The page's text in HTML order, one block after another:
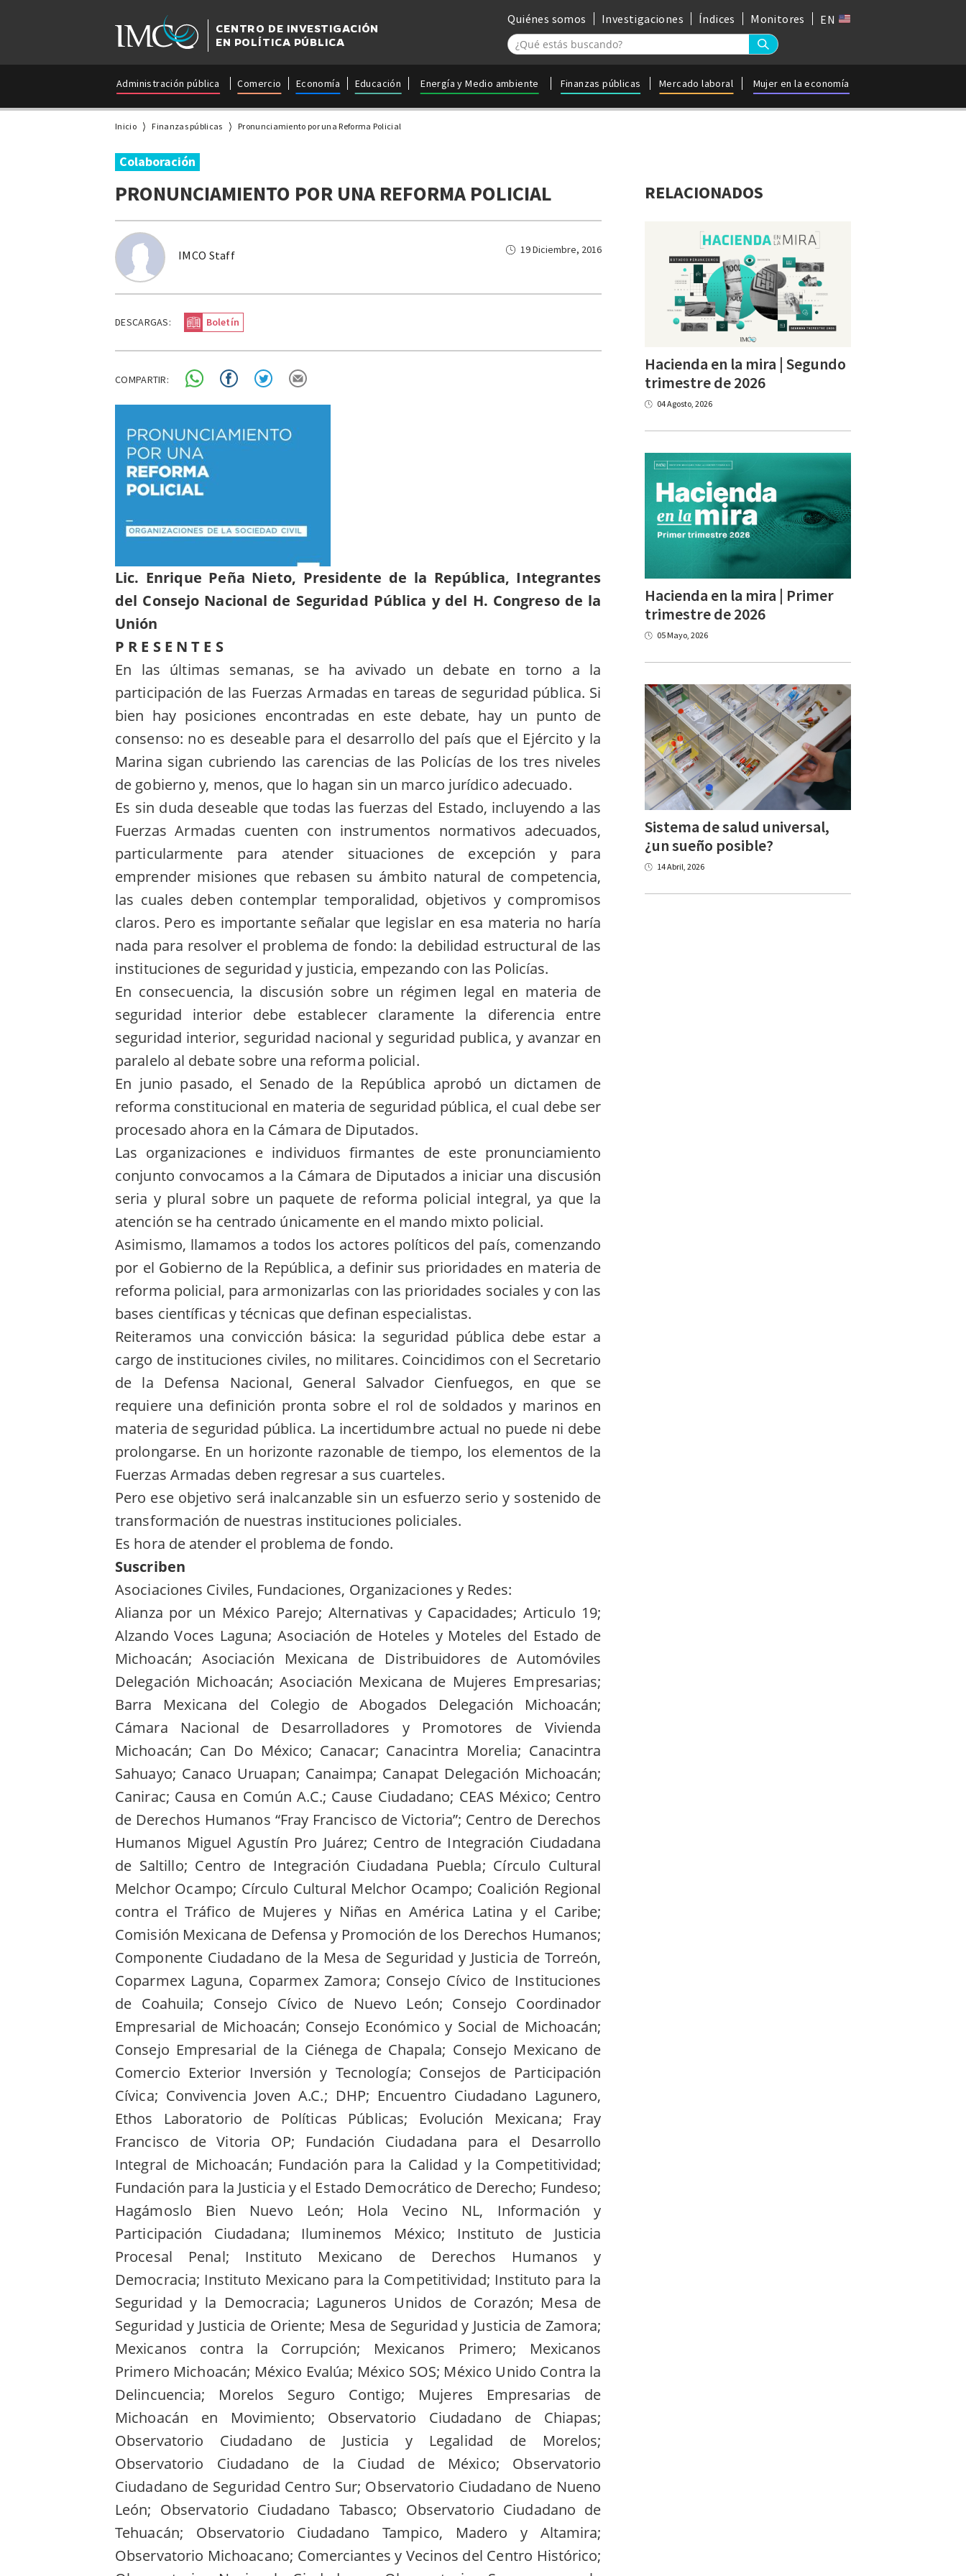
CENTRO DE INVESTIGACIÓN
EN POLÍTICA PÚBLICA
Quiénes somos Investigaciones Índices Monitores EN
Administración pública Comercio Economía Educación Energía y Medio ambiente Finanzas públicas Mercado laboral Mujer en la economía
Inicio Finanzas públicas Pronunciamiento por una Reforma Policial
Colaboración
PRONUNCIAMIENTO POR UNA REFORMA POLICIAL
IMCO Staff 19 Diciembre, 2016
DESCARGAS: Boletín
COMPARTIR:
Lic. Enrique Peña Nieto, Presidente de la República, Integrantes
del Consejo Nacional de Seguridad Pública y del H. Congreso de la
Unión
P R E S E N T E S
En las últimas semanas, se ha avivado un debate en torno a la
participación de las Fuerzas Armadas en tareas de seguridad pública. Si
bien hay posiciones encontradas en este debate, hay un punto de
consenso: no es deseable para el desarrollo del país que el Ejército y la
Marina sigan cubriendo las carencias de las Policías de los tres niveles
de gobierno y, menos, que lo hagan sin un marco jurídico adecuado.
Es sin duda deseable que todas las fuerzas del Estado, incluyendo a las
Fuerzas Armadas cuenten con instrumentos normativos adecuados,
particularmente para atender situaciones de excepción y para
emprender misiones que rebasen su ámbito natural de competencia,
las cuales deben contemplar temporalidad, objetivos y compromisos
claros. Pero es importante señalar que legislar en esa materia no haría
nada para resolver el problema de fondo: la debilidad estructural de las
instituciones de seguridad y justicia, empezando con las Policías.
En consecuencia, la discusión sobre un régimen legal en materia de
seguridad interior debe establecer claramente la diferencia entre
seguridad interior, seguridad nacional y seguridad publica, y avanzar en
paralelo al debate sobre una reforma policial.
En junio pasado, el Senado de la República aprobó un dictamen de
reforma constitucional en materia de seguridad pública, el cual debe ser
procesado ahora en la Cámara de Diputados.
Las organizaciones e individuos firmantes de este pronunciamiento
conjunto convocamos a la Cámara de Diputados a iniciar una discusión
seria y plural sobre un paquete de reforma policial integral, ya que la
atención se ha centrado únicamente en el mando mixto policial.
Asimismo, llamamos a todos los actores políticos del país, comenzando
por el Gobierno de la República, a definir sus prioridades en materia de
reforma policial, para armonizarlas con las prioridades sociales y con las
bases científicas y técnicas que definan especialistas.
Reiteramos una convicción básica: la seguridad pública debe estar a
cargo de instituciones civiles, no militares. Coincidimos con el Secretario
de la Defensa Nacional, General Salvador Cienfuegos, en que se
requiere una definición pronta sobre el rol de soldados y marinos en
materia de seguridad pública. La incertidumbre actual no puede ni debe
prolongarse. En un horizonte razonable de tiempo, los elementos de la
Fuerzas Armadas deben regresar a sus cuarteles.
Pero ese objetivo será inalcanzable sin un esfuerzo serio y sostenido de
transformación de nuestras instituciones policiales.
Es hora de atender el problema de fondo.
Suscriben
Asociaciones Civiles, Fundaciones, Organizaciones y Redes:
Alianza por un México Parejo; Alternativas y Capacidades; Articulo 19;
Alzando Voces Laguna; Asociación de Hoteles y Moteles del Estado de
Michoacán; Asociación Mexicana de Distribuidores de Automóviles
Delegación Michoacán; Asociación Mexicana de Mujeres Empresarias;
Barra Mexicana del Colegio de Abogados Delegación Michoacán;
Cámara Nacional de Desarrolladores y Promotores de Vivienda
Michoacán; Can Do México; Canacar; Canacintra Morelia; Canacintra
Sahuayo; Canaco Uruapan; Canaimpa; Canapat Delegación Michoacán;
Canirac; Causa en Común A.C.; Cause Ciudadano; CEAS México; Centro
de Derechos Humanos “Fray Francisco de Victoria”; Centro de Derechos
Humanos Miguel Agustín Pro Juárez; Centro de Integración Ciudadana
de Saltillo; Centro de Integración Ciudadana Puebla; Círculo Cultural
Melchor Ocampo; Círculo Cultural Melchor Ocampo; Coalición Regional
contra el Tráfico de Mujeres y Niñas en América Latina y el Caribe;
Comisión Mexicana de Defensa y Promoción de los Derechos Humanos;
Componente Ciudadano de la Mesa de Seguridad y Justicia de Torreón,
Coparmex Laguna, Coparmex Zamora; Consejo Cívico de Instituciones
de Coahuila; Consejo Cívico de Nuevo León; Consejo Coordinador
Empresarial de Michoacán; Consejo Económico y Social de Michoacán;
Consejo Empresarial de la Ciénega de Chapala; Consejo Mexicano de
Comercio Exterior Inversión y Tecnología; Consejos de Participación
Cívica; Convivencia Joven A.C.; DHP; Encuentro Ciudadano Lagunero,
Ethos Laboratorio de Políticas Públicas; Evolución Mexicana; Fray
Francisco de Vitoria OP; Fundación Ciudadana para el Desarrollo
Integral de Michoacán; Fundación para la Calidad y la Competitividad;
Fundación para la Justicia y el Estado Democrático de Derecho; Fundeso;
Hagámoslo Bien Nuevo León; Hola Vecino NL, Información y
Participación Ciudadana; Iluminemos México; Instituto de Justicia
Procesal Penal; Instituto Mexicano de Derechos Humanos y
Democracia; Instituto Mexicano para la Competitividad; Instituto para la
Seguridad y la Democracia; Laguneros Unidos de Corazón; Mesa de
Seguridad y Justicia de Oriente; Mesa de Seguridad y Justicia de Zamora;
Mexicanos contra la Corrupción; Mexicanos Primero; Mexicanos
Primero Michoacán; México Evalúa; México SOS; México Unido Contra la
Delincuencia; Morelos Seguro Contigo; Mujeres Empresarias de
Michoacán en Movimiento; Observatorio Ciudadano de Chiapas;
Observatorio Ciudadano de Justicia y Legalidad de Morelos;
Observatorio Ciudadano de la Ciudad de México; Observatorio
Ciudadano de Seguridad Centro Sur; Observatorio Ciudadano de Nueno
León; Observatorio Ciudadano Tabasco; Observatorio Ciudadano de
Tehuacán; Observatorio Ciudadano Tampico, Madero y Altamira;
Observatorio Michoacano; Comerciantes y Vecinos del Centro Histórico;
RELACIONADOS
Hacienda en la mira | Segundo
trimestre de 2026
04 Agosto, 2026
Hacienda en la mira | Primer
trimestre de 2026
05 Mayo, 2026
Sistema de salud universal,
¿un sueño posible?
14 Abril, 2026